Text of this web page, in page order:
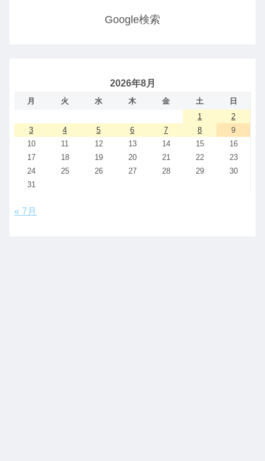
Google検索
2026年8月
月 火 水 木 金 土
日
1
2
3
4 5 6 7 8
9
10
11 12 13 14 15
16
17
18 19 20 21 22
23
24
25 26 27 28 29
30
31
« 7月